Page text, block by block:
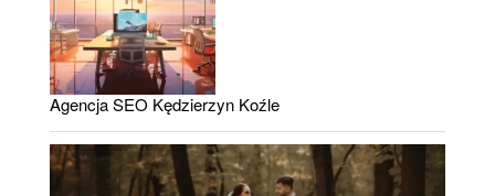
Agencja SEO Kędzierzyn Koźle